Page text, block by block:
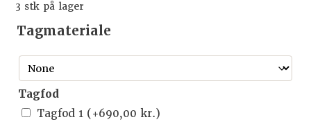
3 stk på lager
Tagmateriale
Tagfod
Tagfod 1 (+690,00 kr.)